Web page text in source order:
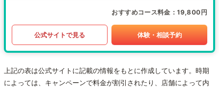
おすすめコース料金 19,800円
公式サイトで見る 体験・相談予約
上記の表は公式サイトに記載の情報をもとに作成しています。時期
によっては、キャンペーンで料金が割引されたり、店舗によって内